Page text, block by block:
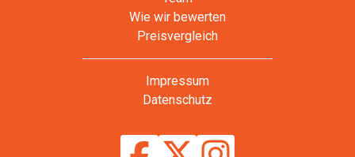
Wie wir bewerten
Preisvergleich
Impressum
Datenschutz